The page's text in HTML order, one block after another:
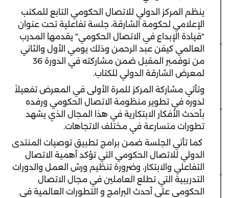
ينظم المركز الدولي للاتصال الحكومي التابع للمكتب
الإعلامي لحكومة الشارقة، جلسة تفاعلية تحت عنوان
"قيادة الإبداع في الاتصال الحكومي" يقدمها المدرب
العالمي كيفن عبد الرحمن وذلك يومي الأول والثاني
من نوفمبر المقبل ضمن مشاركته في الدورة 36
لمعرض الشارقة الدولي للكتاب.
وتأتي مشاركة المركز للمرة الأولى في المعرض تفعيلاً
لدوره في تطوير منظومة الاتصال الحكومي ورفده
بأحدث الأفكار الابتكارية في هذا المجال الذي يشهد
تطورات متسارعة في مختلف الاتجاهات.
كما تأتي الجلسة ضمن برامج تطبيق توصيات المنتدى
الدولي للاتصال الحكومي التي تؤكد أهمية الاتصال
التفاعلي والابتكار، وضرورة تنظيم ورش العمل والدورات
التدريبية التي تطلع العاملين في مجال الاتصال
الحكومي على أحدث البرامج و التطورات العالمية في